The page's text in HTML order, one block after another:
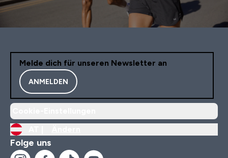
Melde dich für unseren Newsletter an
ANMELDEN
Folge uns